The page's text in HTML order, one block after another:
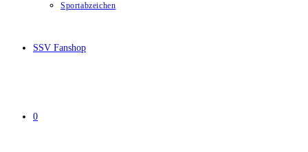
Sportabzeichen
SSV Fanshop
0